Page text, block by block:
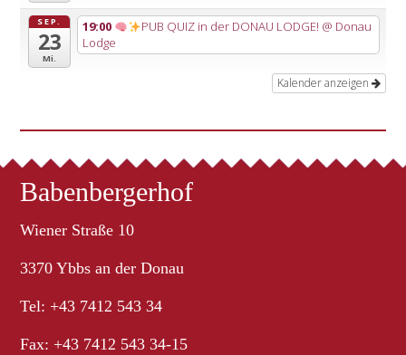
SEP.
23
Mi.
19:00 PUB QUIZ in der DONAU LODGE! @ Donau
Lodge
Kalender anzeigen
Babenbergerhof
Wiener Straße 10
3370 Ybbs an der Donau
Tel: +43 7412 543 34
Fax: +43 7412 543 34-15